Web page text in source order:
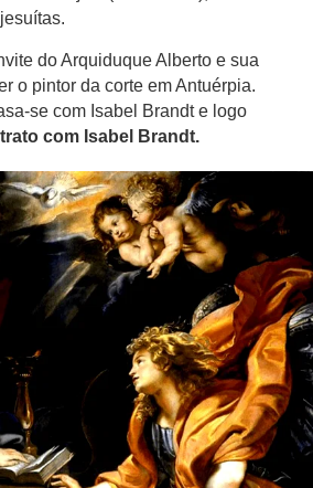
do Arquiduque Alberto e sua
o pintor da corte em Antuérpia.
se com Isabel Brandt e logo
com Isabel Brandt.